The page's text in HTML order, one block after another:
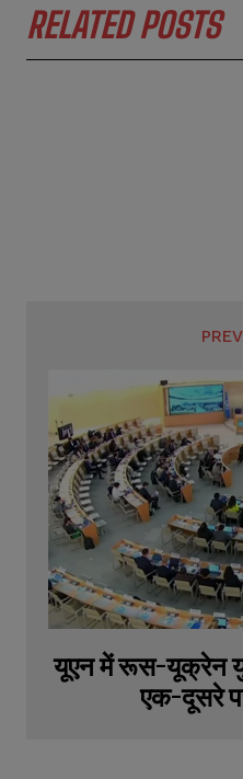
RELATED POSTS
यूएन में रूस-यूक्रेन
एक-दूसरे